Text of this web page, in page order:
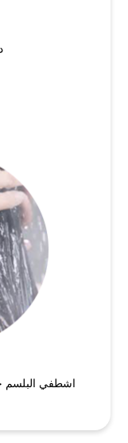
اشطفي البلسم